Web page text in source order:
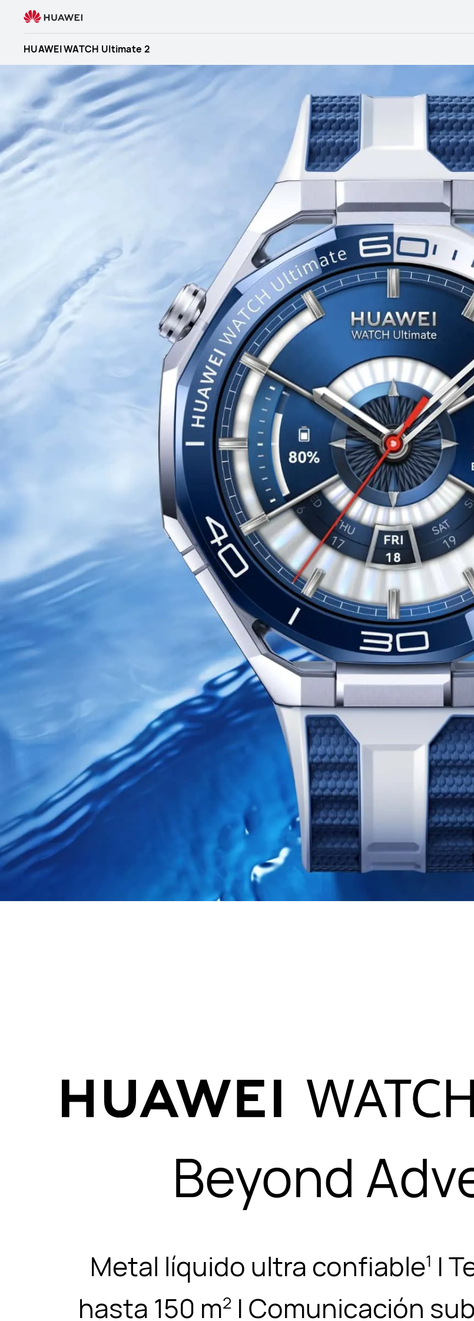
HUAWEI
WATCH
Ultimate
HUAWEI WATCH Ultimate 2
Beyond
Metal líquido ultra confiable1 |
hasta 150⁠ m2 | Comunicación